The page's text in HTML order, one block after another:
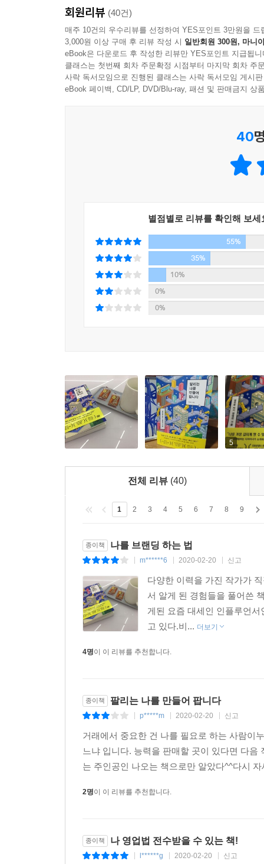
수님 등 삶의 변곡점엔 항상 사람이 존재합니다.
뒤에서 날 든든하게 지원해 주는 사람들에 대해 이
--- p.304, 「함께 일하는 손들의 절실함 : 우리는 협력 없
‘아이디어는 유창하게’ : 생각 팔아 마음 사기
능력을 선보일 기회를 잡았다면, 그다음은 본격
팁을 통해 뇌를 말랑하게 만든 다음, 떠오른 기
전달하려면 다음의 세 가지가 필요하다. 무조건
그리고 이 무기들을 능수능란하게 다루는 ‘비
사람에게 전략적인 매력 어필이 필승 비법이 될 수
탁월한 능력과 기발한 생각이라는 두 마리 토끼
3장은 초심이나 정의감, 상대의 호의에 현혹되
‘브랜딩’, ‘스타트업’, ‘N잡’이라는 단어들 속
책에서 세상 가장 영리한 자기 영업의 기술을 전수
회원리뷰 (40건)
매주 10건의 우수리뷰를 선정하여 YES포인트 3만원을 드
3,000원 이상 구매 후 리뷰 작성 시 일반회원 300원, 마니
eBook은 다운로드 후 작성한 리뷰만 YES포인트 지급됩니
클래스는 첫번째 회차 주문확정 시점부터 마지막 회차 주
사락 독서모임으로 진행된 클래스는 사락 독서모임 게시
eBook 페이백, CD/LP, DVD/Blu-ray, 패션 및 판매금지 상
40
별점별로 리뷰를 확인해 보세
55%
35%
10%
0%
0%
5
전체 리뷰 (40)
1 2 3 4 5 6 7 8 9
종이책 나를 브랜딩 하는 법
m******6 2020-02-20 신고
다양한 이력을 가진 작가가
서 알게 된 경험들을 풀어쓴
게된 요즘 대세인 인플루언
고 있다.비... 더보기
4명이 이 리뷰를 추천합니다.
종이책 팔리는 나를 만들어 팝니다
p*****m 2020-02-20 신고
거래에서 중요한 건 나를 필요로 하는 사람이
느냐 입니다. 능력을 판매할 곳이 있다면 다
는 주인공인 나오는 책으로만 알았다^^다시
2명이 이 리뷰를 추천합니다.
종이책 나 영업법 전수받을 수 있는 책!
l******g 2020-02-20 신고